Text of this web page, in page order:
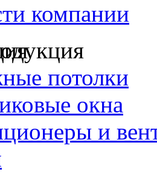
компании
потолки
окна
и